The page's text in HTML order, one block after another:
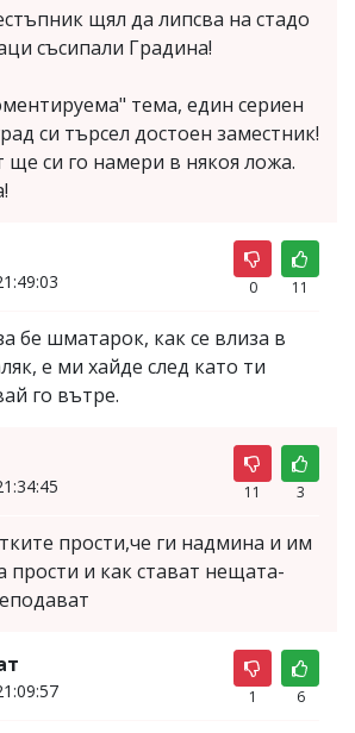
щял да липсва на стадо
съсипали Градина!
тема, един сериен
си търсел достоен заместник!
ще си го намери в някоя ложа.
0 11
бе шматарок, как се влиза в
е ми хайде след като ти
го вътре.
11 3
прости,че ги надмина и им
прости и как стават нещата-
1 6